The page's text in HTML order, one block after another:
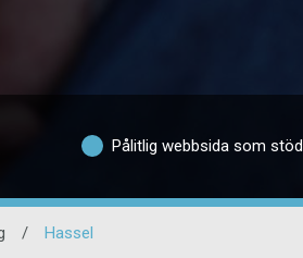
Pålitlig webbsida som
/ Hassel